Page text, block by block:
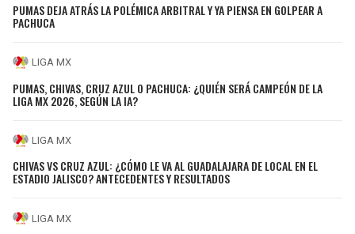
PUMAS DEJA ATRÁS LA POLÉMICA ARBITRAL Y YA PIENSA EN GOLPEAR A
PACHUCA
LIGA MX
PUMAS, CHIVAS, CRUZ AZUL O PACHUCA: ¿QUIÉN SERÁ CAMPEÓN DE LA
LIGA MX 2026, SEGÚN LA IA?
LIGA MX
CHIVAS VS CRUZ AZUL: ¿CÓMO LE VA AL GUADALAJARA DE LOCAL EN EL
ESTADIO JALISCO? ANTECEDENTES Y RESULTADOS
LIGA MX